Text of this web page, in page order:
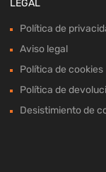
LEGAL
Política de
Aviso legal
Política de cookies
Política de
Desistimiento de